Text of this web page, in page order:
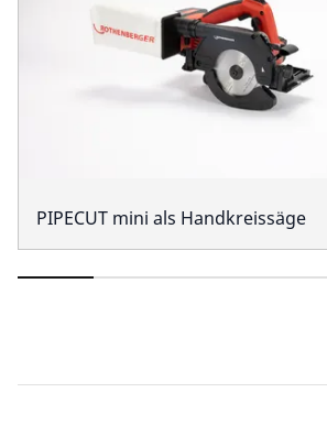
PIPECUT mini als Handkreissäge